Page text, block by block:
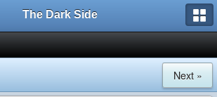
The Dark Side
Next »